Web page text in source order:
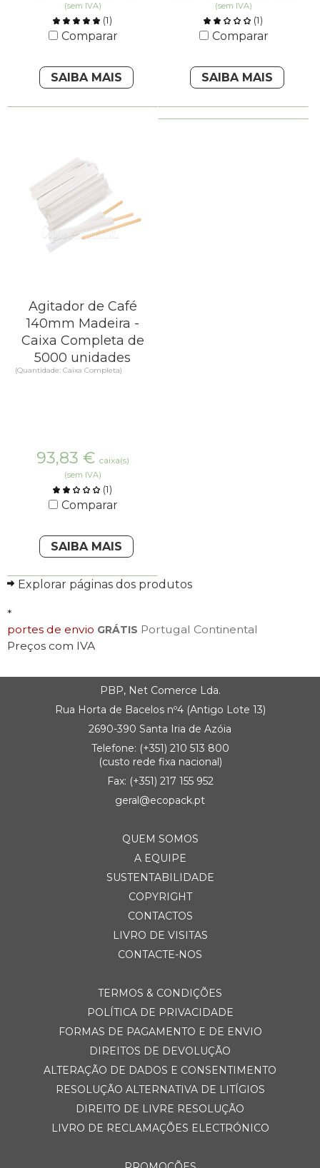
(sem IVA)
(1)
Comparar
SAIBA MAIS
(sem IVA)
(1)
Comparar
SAIBA MAIS
Agitador de Café
140mm Madeira -
Caixa Completa de
5000 unidades
(Quantidade: Caixa Completa)
93,83 € caixa(s)
(sem IVA)
(1)
Comparar
SAIBA MAIS
Explorar páginas dos produtos
*
portes de envio GRÁTIS Portugal Continental
Preços com IVA
PBP, Net Comerce Lda.
Rua Horta de Bacelos nº4 (Antigo Lote 13)
2690-390 Santa Iria de Azóia
Telefone: (+351) 210 513 800
(custo rede fixa nacional)
Fax: (+351) 217 155 952
geral@ecopack.pt
QUEM SOMOS
A EQUIPE
SUSTENTABILIDADE
COPYRIGHT
CONTACTOS
LIVRO DE VISITAS
CONTACTE-NOS
TERMOS & CONDIÇÕES
POLÍTICA DE PRIVACIDADE
FORMAS DE PAGAMENTO E DE ENVIO
DIREITOS DE DEVOLUÇÃO
ALTERAÇÃO DE DADOS E CONSENTIMENTO
RESOLUÇÃO ALTERNATIVA DE LITÍGIOS
DIREITO DE LIVRE RESOLUÇÃO
LIVRO DE RECLAMAÇÕES ELECTRÓNICO